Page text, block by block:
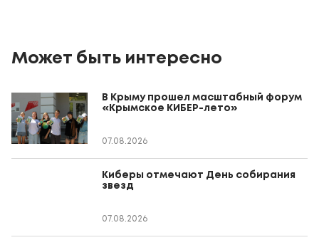
Может быть интересно
В Крыму прошел масштабный форум
«Крымское КИБЕР-лето»
07.08.2026
Киберы отмечают День собирания
звезд
07.08.2026